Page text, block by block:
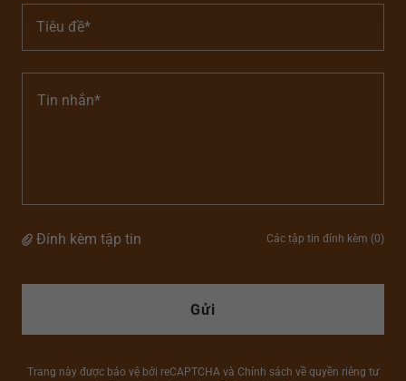
Tiêu đề*
Đính kèm tập tin Các tập tin đính kèm (0)
Gửi
Trang này được bảo vệ bởi reCAPTCHA và Chính sách về quyền riêng tư